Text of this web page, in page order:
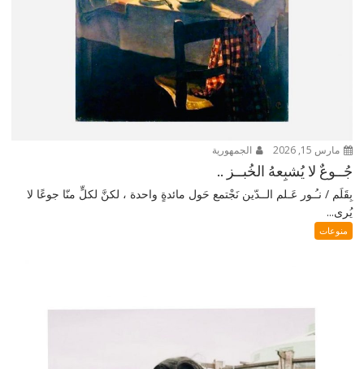
مارس 15, 2026 الجمهورية
جُــوعٌ لا يُشبِعهُ الخُبــز ..
بِقَلَم / نـُـور عَـلم الــدّين نَجْتمع حَول مائدةٍ واحدة ، لكنَّ لكلٍّ منّا جوعًا لا
يُرى...
منوعات